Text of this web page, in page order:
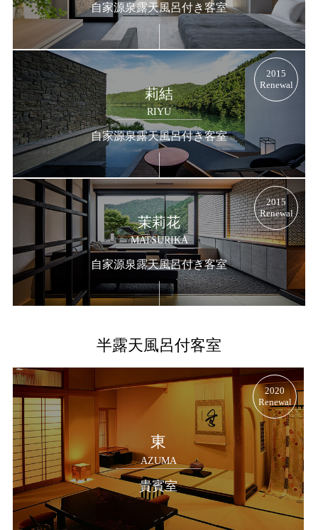
自家源泉露天風呂付き客室
2015
Renewal
莉結
RIYU
自家源泉露天風呂付き客室
2015
Renewal
茉莉花
MATSURIKA
自家源泉露天風呂付き客室
半露天風呂付客室
2020
Renewal
東
AZUMA
貴賓室